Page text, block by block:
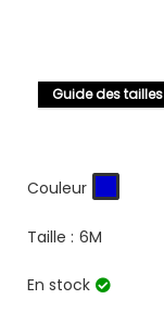
Guide des tailles
Couleur
Taille : 6M
En stock